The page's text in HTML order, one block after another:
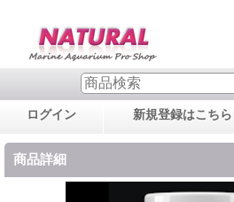
ログイン 新規登録はこちら
商品詳細